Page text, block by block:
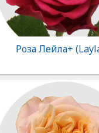
Роза Лейла+